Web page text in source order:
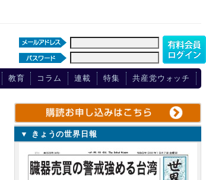
教育 コラム 連載 特集 共産党ウォッチ
▼ きょうの世界日報